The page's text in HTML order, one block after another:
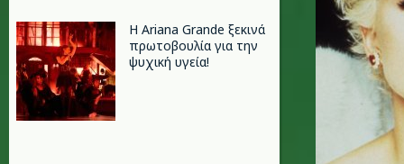
Η Ariana Grande ξεκινά
πρωτοβουλία για την
ψυχική υγεία!